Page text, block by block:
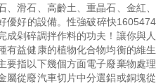
滑石、高齡土、重晶石、金紅
優好的設備。性強破碎快
剁碎調拌作料的功夫！讓你與
益健康的植物化合物均衡的維
指以下幾個方面電子廢棄物處
從廢汽車切片中分選鋁或銅塊